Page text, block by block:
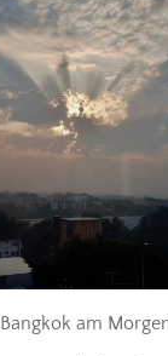
Bangkok am